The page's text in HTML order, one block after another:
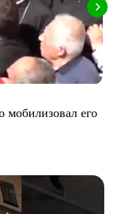
мобилизовал его